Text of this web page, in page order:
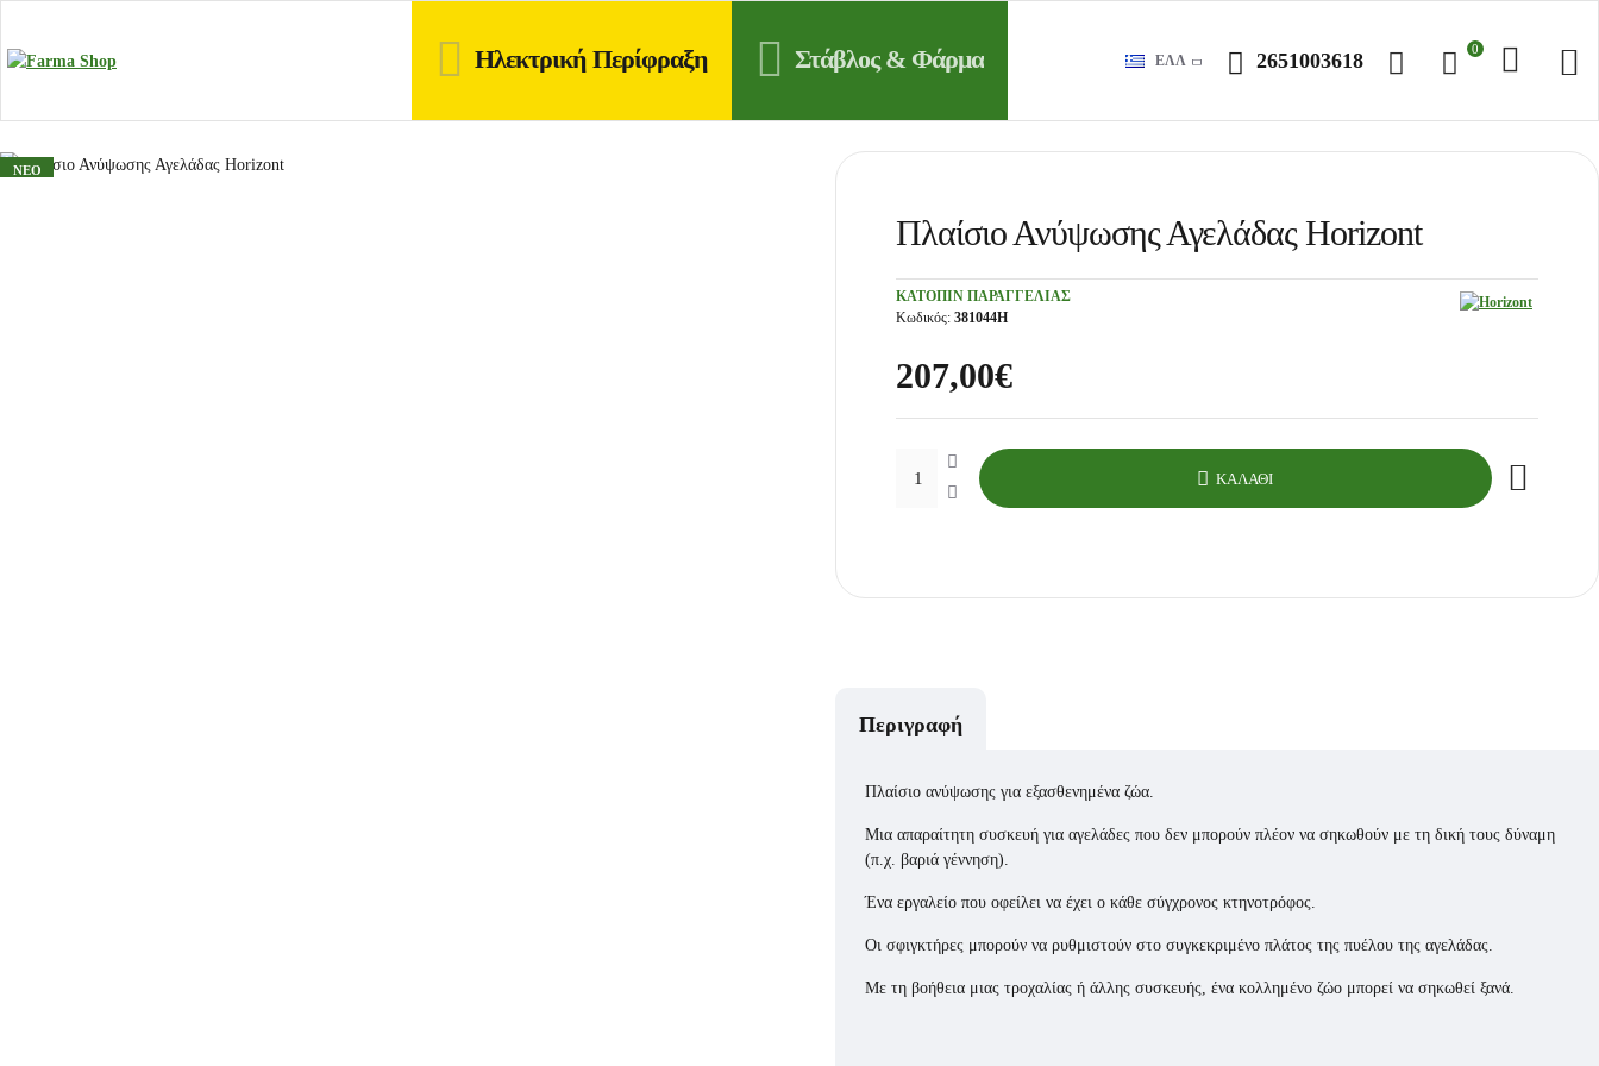
Ηλεκτρική Περίφραξη Στάβλος & Φάρμα ΕΛΛ 2651003618 0
ΝΕΟ
Πλαίσιο Ανύψωσης Αγελάδας Horizont
ΚΑΤΌΠΙΝ ΠΑΡΑΓΓΕΛΊΑΣ
Κωδικός: 381044H
207,00€
ΚΑΛΆΘΙ
Περιγραφή
Πλαίσιο ανύψωσης για εξασθενημένα ζώα.
Μια απαραίτητη συσκευή για αγελάδες που δεν μπορούν πλέον να σηκωθούν με τη δική τους δύναμη
(π.χ. βαριά γέννηση).
Ένα εργαλείο που οφείλει να έχει ο κάθε σύγχρονος κτηνοτρόφος.
Οι σφιγκτήρες μπορούν να ρυθμιστούν στο συγκεκριμένο πλάτος της πυέλου της αγελάδας.
Με τη βοήθεια μιας τροχαλίας ή άλλης συσκευής, ένα κολλημένο ζώο μπορεί να σηκωθεί ξανά.